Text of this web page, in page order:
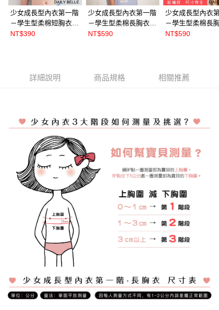
少女成長型內衣第一階
－學生型柔棉短胸衣 -
黑【S5609】
NT$390
少女成長型內衣第一階
－學生型柔棉長胸衣 -
藍【S5615】
NT$590
少女成長型內衣
－學生型柔棉長
莫蘭迪款 紫
NT$590
詳細說明 商品規格 相關推薦